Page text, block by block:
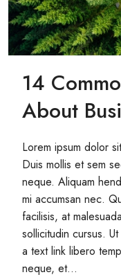
14
About
Lorem ipsum dolor
Duis mollis et sem
neque. Aliquam
mi accumsan nec.
facilisis, at
sollicitudin cursus.
a text link libero
neque, et...